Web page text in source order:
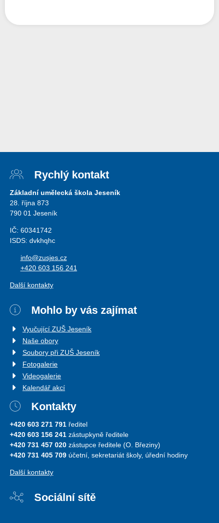
Rychlý kontakt
Základní umělecká škola Jeseník
28. října 873
790 01 Jeseník
IČ: 60341742
ISDS: dvkhqhc
info@zusjes.cz
+420 603 156 241
Další kontakty
Mohlo by vás zajímat
Vyučující ZUŠ Jeseník
Naše obory
Soubory při ZUŠ Jeseník
Fotogalerie
Videogalerie
Kalendář akcí
Kontakty
+420 603 271 791 ředitel
+420 603 156 241 zástupkyně ředitele
+420 731 457 020 zástupce ředitele (O. Březiny)
+420 731 405 709 účetní, sekretariát školy, úřední hodiny
Další kontakty
Sociální sítě